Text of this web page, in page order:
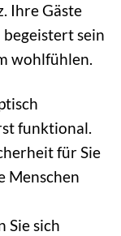
Ihre Gäste
sein
wohlfühlen.
funktional.
für Sie
Menschen
Sie sich